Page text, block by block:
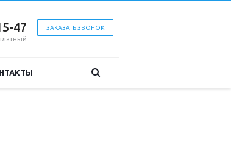
ЗАКАЗАТЬ ЗВОНОК
47